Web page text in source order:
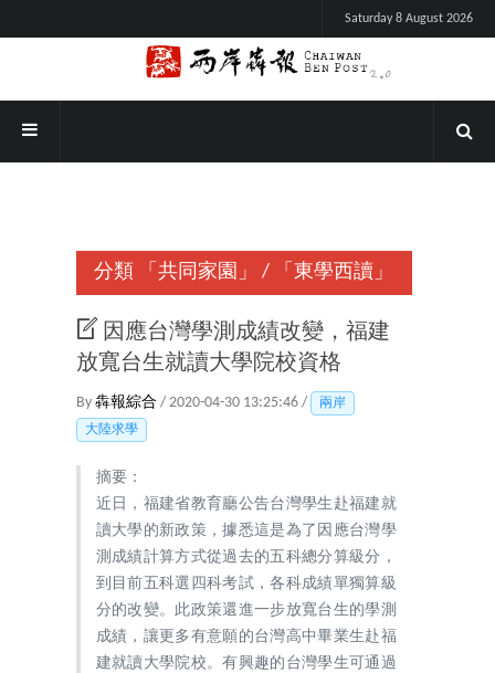
Saturday 8 August 2026
分類 「共同家園」 / 「東學西讀」
因應台灣學測成績改變，福建
放寬台生就讀大學院校資格
By 犇報綜合 / 2020-04-30 13:25:46 /
兩岸
大陸求學
摘要：
近日，福建省教育廳公告台灣學生赴福建就
讀大學的新政策，據悉這是為了因應台灣學
測成績計算方式從過去的五科總分算級分，
到目前五科選四科考試，各科成績單獨算級
分的改變。此政策還進一步放寬台生的學測
成績，讓更多有意願的台灣高中畢業生赴福
建就讀大學院校。有興趣的台灣學生可通過